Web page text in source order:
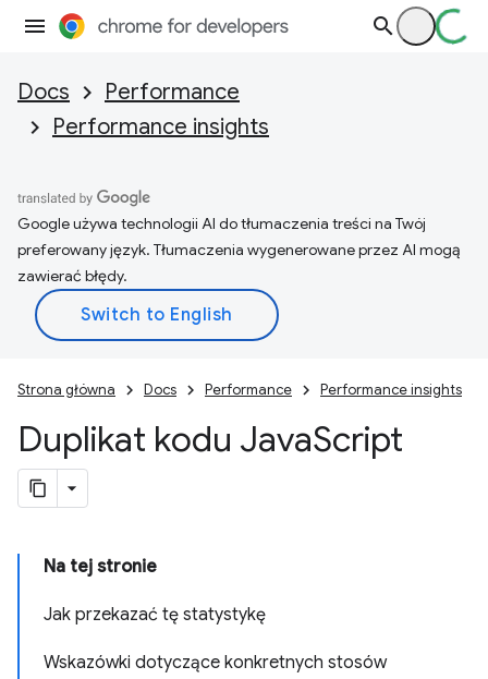
Docs
Performance
Performance insights
Google używa technologii AI do tłumaczenia treści na Twój
preferowany język. Tłumaczenia wygenerowane przez AI mogą
zawierać błędy.
Strona główna Docs Performance Performance insights
Duplikat kodu JavaScript
Na tej stronie
Jak przekazać tę statystykę
Wskazówki dotyczące konkretnych stosów